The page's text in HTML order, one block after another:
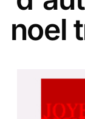
noel